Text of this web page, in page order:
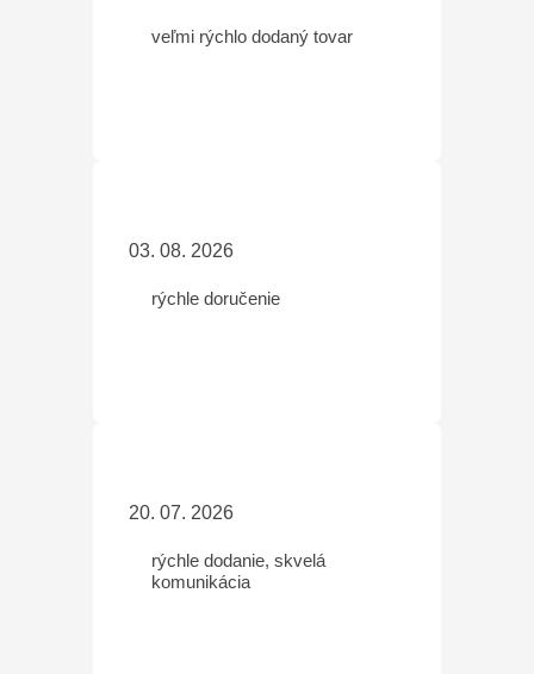
veľmi rýchlo dodaný tovar
03. 08. 2026
rýchle doručenie
20. 07. 2026
rýchle dodanie, skvelá
komunikácia